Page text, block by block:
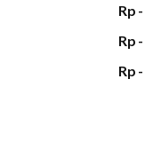
Rp -
Rp -
Rp -